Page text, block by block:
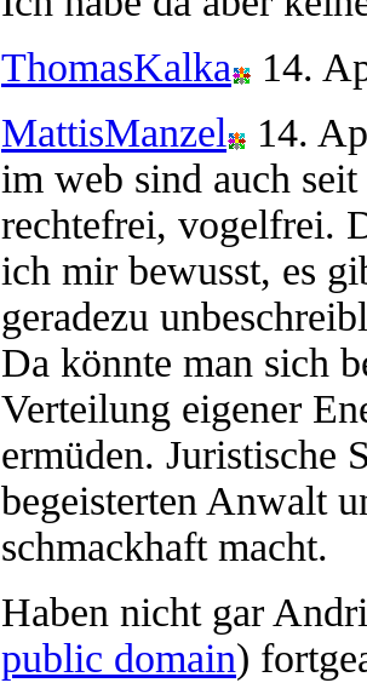
ThomasKalka
14.
MattisManzel
14.
im web sind auch
rechtefrei, vogelfrei.
ich mir bewusst, es
geradezu
Da könnte man sich
Verteilung eigener
ermüden. Juristische
begeisterten Anwalt
schmackhaft macht.
Haben nicht gar
public domain)